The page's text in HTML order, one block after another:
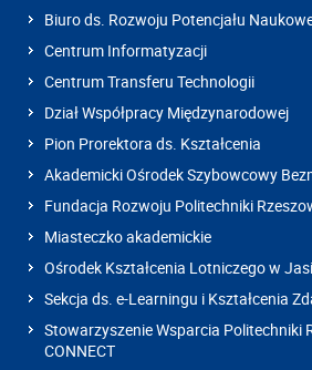
Biuro ds. Rozwoju Potencjału
Centrum Informatyzacji
Centrum Transferu Technologii
Dział Współpracy Międzynarodowej
Pion Prorektora ds. Kształcenia
Akademicki Ośrodek Szybowcowy
Fundacja Rozwoju Politechniki
Miasteczko akademickie
Ośrodek Kształcenia Lotniczego w
Sekcja ds. e-Learningu i Kształcenia
Stowarzyszenie Wsparcia Politechniki
CONNECT